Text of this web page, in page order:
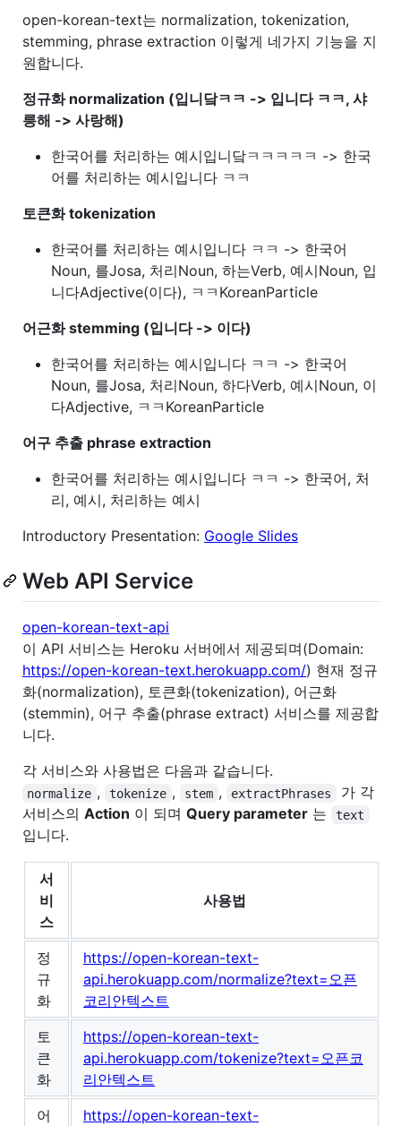
open-korean-text는 normalization, tokenization,
stemming, phrase extraction 이렇게 네가지 기능을 지
원합니다.
정규화 normalization (입니닼ㅋㅋ -> 입니다 ㅋㅋ, 샤
릉해 -> 사랑해)
한국어를 처리하는 예시입니닼ㅋㅋㅋㅋㅋ -> 한국
어를 처리하는 예시입니다 ㅋㅋ
토큰화 tokenization
한국어를 처리하는 예시입니다 ㅋㅋ -> 한국어
Noun, 를Josa, 처리Noun, 하는Verb, 예시Noun, 입
니다Adjective(이다), ㅋㅋKoreanParticle
어근화 stemming (입니다 -> 이다)
한국어를 처리하는 예시입니다 ㅋㅋ -> 한국어
Noun, 를Josa, 처리Noun, 하다Verb, 예시Noun, 이
다Adjective, ㅋㅋKoreanParticle
어구 추출 phrase extraction
한국어를 처리하는 예시입니다 ㅋㅋ -> 한국어, 처
리, 예시, 처리하는 예시
Introductory Presentation: Google Slides
Web API Service
open-korean-text-api
이 API 서비스는 Heroku 서버에서 제공되며(Domain:
https://open-korean-text.herokuapp.com/) 현재 정규
화(normalization), 토큰화(tokenization), 어근화
(stemmin), 어구 추출(phrase extract) 서비스를 제공합
니다.
각 서비스와 사용법은 다음과 같습니다.
normalize , tokenize , stem , extractPhrases
가 각
서비스의 Action 이 되며 Query parameter 는 text
입니다.
서
비
스
사용법
정
규
화
https://open-korean-text-
api.herokuapp.com/normalize?text=오픈
코리안텍스트
토
큰
화
https://open-korean-text-
api.herokuapp.com/tokenize?text=오픈코
리안텍스트
어
https://open-korean-text-